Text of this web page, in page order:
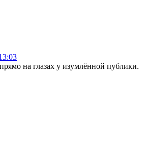
на глазах у изумлённой публики.